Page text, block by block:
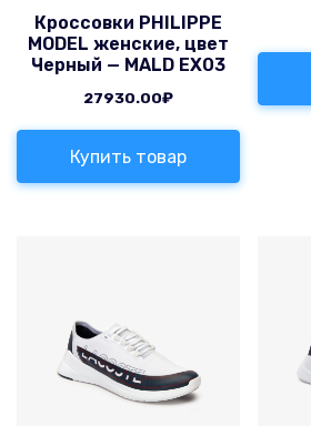
Кроссовки PHILIPPE
MODEL женские, цвет
Черный — MALD EX03
27930.00₽
Купить товар